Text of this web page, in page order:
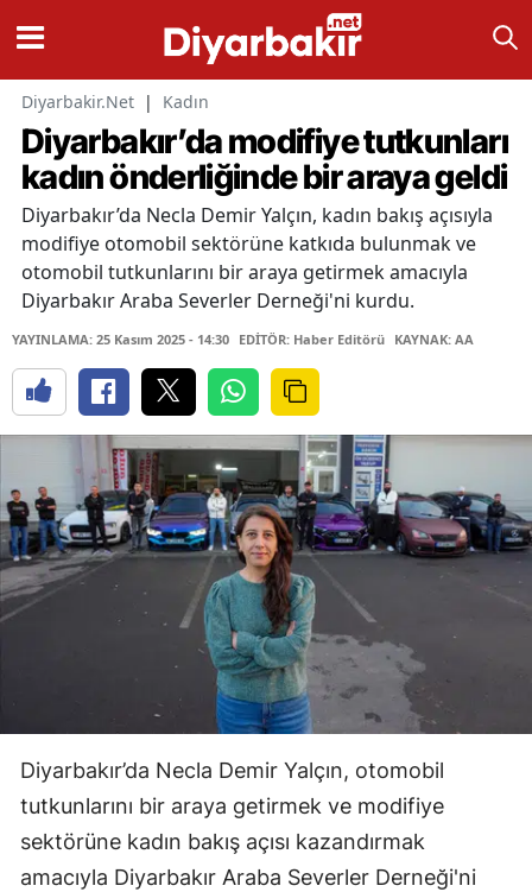
Diyarbakir.Net | Kadın
Diyarbakır’da modifiye tutkunları
kadın önderliğinde bir araya geldi
Diyarbakır’da Necla Demir Yalçın, kadın bakış açısıyla
modifiye otomobil sektörüne katkıda bulunmak ve
otomobil tutkunlarını bir araya getirmek amacıyla
Diyarbakır Araba Severler Derneği'ni kurdu.
YAYINLAMA: 25 Kasım 2025 - 14:30 EDİTÖR: Haber Editörü KAYNAK: AA
Diyarbakır’da Necla Demir Yalçın, otomobil
tutkunlarını bir araya getirmek ve modifiye
sektörüne kadın bakış açısı kazandırmak
amacıyla Diyarbakır Araba Severler Derneği'ni